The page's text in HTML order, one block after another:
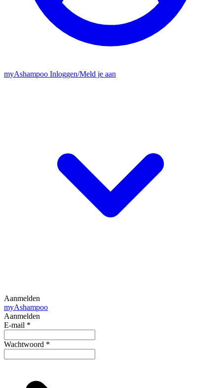
myAshampoo Inloggen/Meld je aan
Aanmelden
myAshampoo
Aanmelden
E-mail *
Wachtwoord *